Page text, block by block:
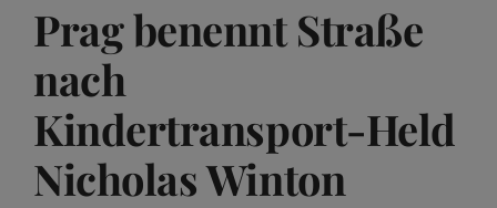
Prag benennt Straße
nach
Kindertransport-Held
Nicholas Winton